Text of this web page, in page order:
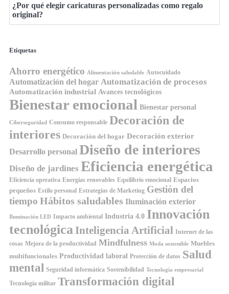
¿Por qué elegir caricaturas personalizadas como regalo
original?
Etiquetas
Ahorro energético Alimentación saludable Autocuidado
Automatización del hogar Automatización de procesos
Automatización industrial Avances tecnológicos
Bienestar emocional Bienestar personal
Ciberseguridad Consumo responsable Decoración de
interiores Decoración del hogar Decoración exterior
Desarrollo personal Diseño de interiores
Diseño de jardines Eficiencia energética
Eficiencia operativa Energías renovables Equilibrio emocional Espacios
pequeños Estilo personal Estrategias de Marketing Gestión del
tiempo Hábitos saludables Iluminación exterior
Iluminación LED Impacto ambiental Industria 4.0 Innovación
tecnológica Inteligencia Artificial Internet de las
cosas Mejora de la productividad Mindfulness Moda sostenible Muebles
multifuncionales Productividad laboral Protección de datos Salud
mental Seguridad informática Sostenibilidad Tecnología empresarial
Tecnología militar Transformación digital